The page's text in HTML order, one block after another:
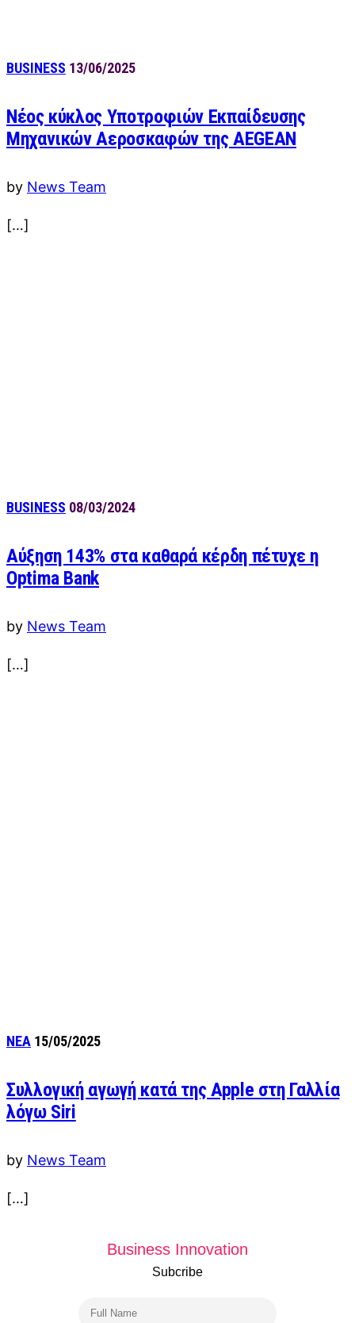
BUSINESS 13/06/2025
Νέος κύκλος Υποτροφιών Εκπαίδευσης
Μηχανικών Αεροσκαφών της AEGEAN
by News Team
[…]
BUSINESS 08/03/2024
Αύξηση 143% στα καθαρά κέρδη πέτυχε η
Optima Bank
by News Team
[…]
ΝΕΑ 15/05/2025
Συλλογική αγωγή κατά της Apple στη Γαλλία
λόγω Siri
by News Team
[…]
Business Innovation
Subcribe